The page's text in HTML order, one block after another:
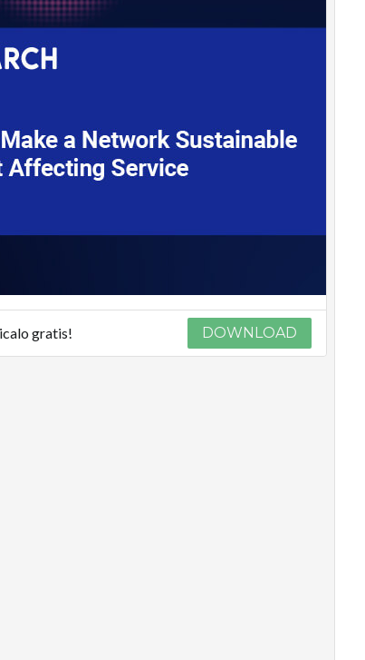
gratis! DOWNLOAD